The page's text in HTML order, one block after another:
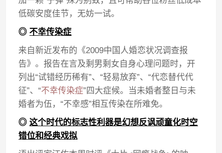
低碳安度佳节，无妨一试。
◎不幸传染症
来自新近发布的《2009中国人婚恋状况调查报
告》。报告在言及剩男剩女自身心理问题时，开
列出“试错经历稀有”、“轻易放弃”、“代恋替代代
征”、“不幸传染症”四大症候。当未婚者整日与未
婚者为伍，“不幸感”相互传染在所难免。
◎这个时代的标志性利器是幻想反讽顽童化时空
错位和经典戏拟